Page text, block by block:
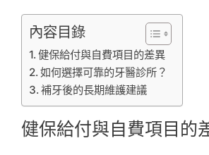
內容目錄
健保給付與自費項目的差異
如何選擇可靠的牙醫診所？
補牙後的長期維護建議
健保給付與自費項目的